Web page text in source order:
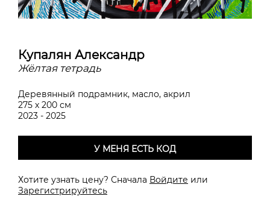
Купалян Александр
Жёлтая тетрадь
Деревянный подрамник, масло, акрил
275 х 200 см
2023 - 2025
У МЕНЯ ЕСТЬ КОД
Хотите узнать цену? Сначала Войдите или
Зарегистрируйтесь